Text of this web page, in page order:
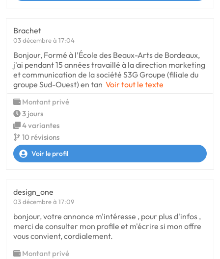
Brachet
03 décembre à 17:04
Bonjour, Formé à l’École des Beaux-Arts de Bordeaux,
j'ai pendant 15 années travaillé à la direction marketing
et communication de la société S3G Groupe (filiale du
groupe Sud-Ouest) en tan Voir tout le texte
Montant privé
3 jours
4 variantes
10 révisions
Voir le profil
design_one
03 décembre à 17:09
bonjour, votre annonce m'intéresse , pour plus d'infos ,
merci de consulter mon profile et m'écrire si mon offre
vous convient, cordialement.
Montant privé